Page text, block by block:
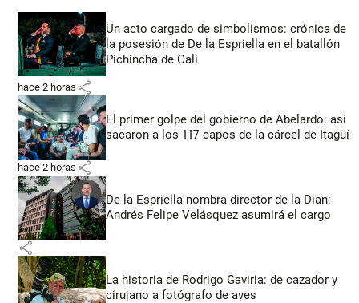
Un acto cargado de simbolismos: crónica de
la posesión de De la Espriella en el batallón
Pichincha de Cali
hace 2 horas share
El primer golpe del gobierno de Abelardo: así
sacaron a los 117 capos de la cárcel de Itagüí
hace 2 horas share
De la Espriella nombra director de la Dian:
Andrés Felipe Velásquez asumirá el cargo
share
La historia de Rodrigo Gaviria: de cazador y
cirujano a fotógrafo de aves